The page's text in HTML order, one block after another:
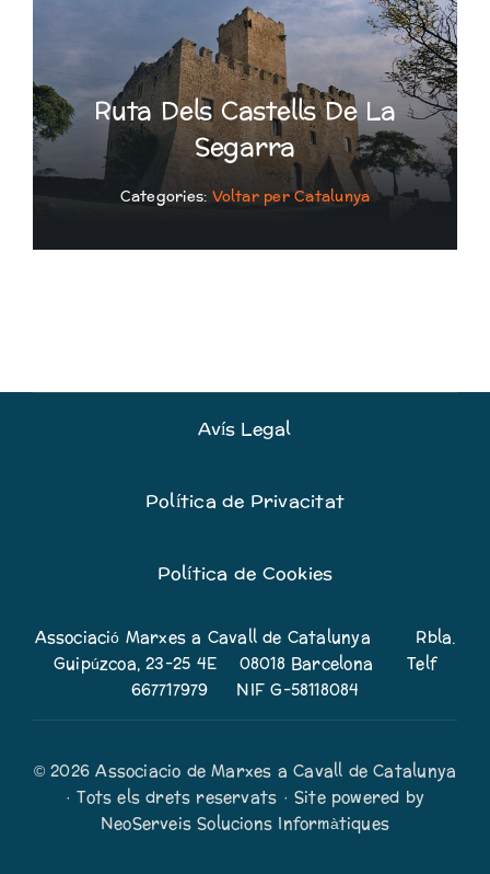
Ruta Dels Castells De La
Segarra
Categories: Voltar per Catalunya
Avís Legal
Política de Privacitat
Política de Cookies
Associació Marxes a Cavall de Catalunya Rbla.
Guipúzcoa, 23-25 4E 08018 Barcelona Telf
667717979 NIF G-58118084
© 2026 Associacio de Marxes a Cavall de Catalunya
· Tots els drets reservats · Site powered by
NeoServeis Solucions Informàtiques